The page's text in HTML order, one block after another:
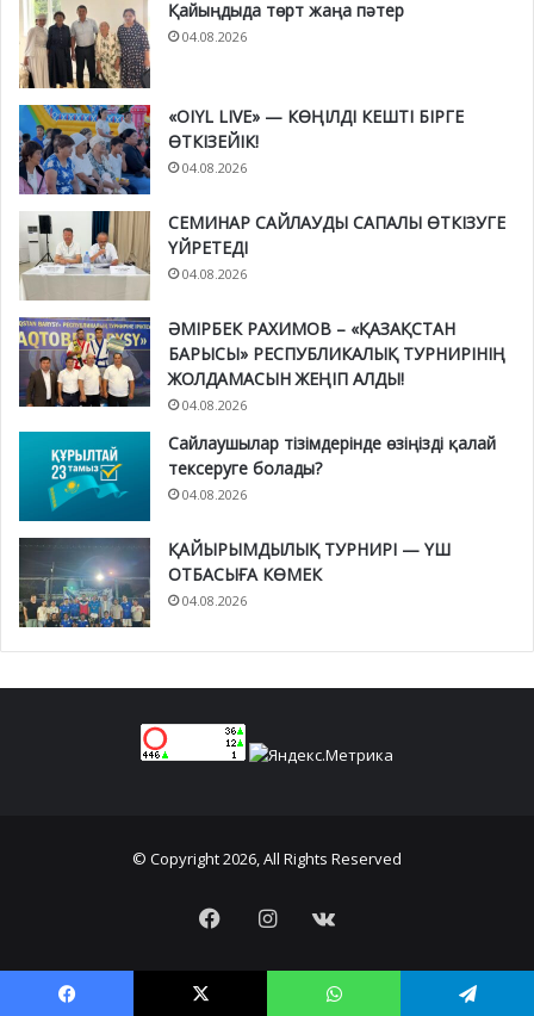
Қайыңдыда төрт жаңа пәтер
04.08.2026
«OIYL LIVE» — КӨҢІЛДІ КЕШТІ БІРГЕ
ӨТКІЗЕЙІК!
04.08.2026
СЕМИНАР САЙЛАУДЫ САПАЛЫ ӨТКІЗУГЕ
ҮЙРЕТЕДІ
04.08.2026
ӘМІРБЕК РАХИМОВ – «ҚАЗАҚСТАН
БАРЫСЫ» РЕСПУБЛИКАЛЫҚ ТУРНИРІНІҢ
ЖОЛДАМАСЫН ЖЕҢІП АЛДЫ!
04.08.2026
Сайлаушылар тізімдерінде өзіңізді қалай
тексеруге болады?
04.08.2026
ҚАЙЫРЫМДЫЛЫҚ ТУРНИРІ — ҮШ
ОТБАСЫҒА КӨМЕК
04.08.2026
© Copyright 2026, All Rights Reserved
FacebookInstagram